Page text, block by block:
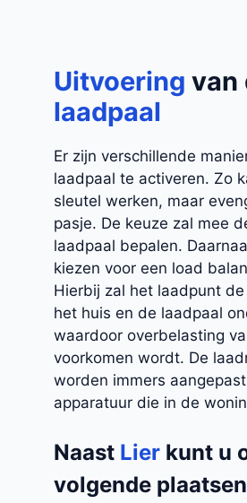
Uitvoering van
laadpaal
Er zijn verschillende
laadpaal te activeren. Zo
sleutel werken, maar
pasje. De keuze zal mee
laadpaal bepalen.
kiezen voor een load
Hierbij zal het laadpunt
het huis en de laadpaal
waardoor overbelasting
voorkomen wordt. De
worden immers
apparatuur die in de
Naast Lier kunt u
volgende